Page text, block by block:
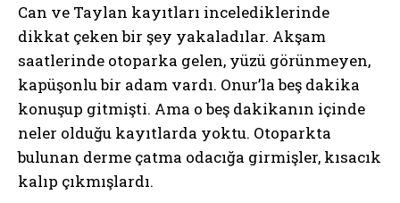
Can ve Taylan kayıtları incelediklerinde
dikkat çeken bir şey yakaladılar. Akşam
saatlerinde otoparka gelen, yüzü görünmeyen,
kapüşonlu bir adam vardı. Onur’la beş dakika
konuşup gitmişti. Ama o beş dakikanın içinde
neler olduğu kayıtlarda yoktu. Otoparkta
bulunan derme çatma odacığa girmişler, kısacık
kalıp çıkmışlardı.